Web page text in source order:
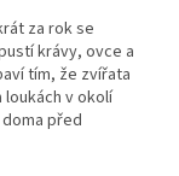
za rok se
krávy, ovce a
tím, že zvířata
loukách v okolí
před